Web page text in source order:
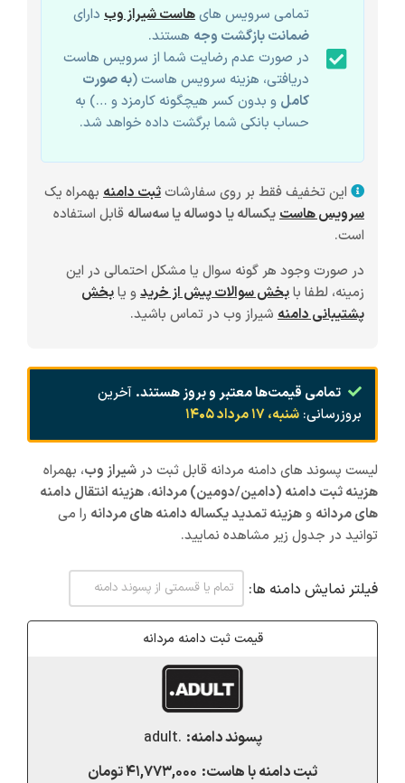
تمامی سرویس هایهاست شیراز وب دارای
ضمانت بازگشت وجه هستند.
در صورت عدم رضایت شما از سرویس هاست
دریافتی، هزینه سرویس هاست (به صورت
کامل و بدون کسر هیچگونه کارمزد و …) به
حساب بانکی شما برگشت داده خواهد شد.
این تخفیف فقط بر روی سفارشاتثبت دامنه بهمراه یک
سرویس هاستیکساله یا دوساله یا سه‌ساله قابل استفاده
است.
در صورت وجود هر گونه سوال یا مشکل احتمالی در این
زمینه، لطفا بابخش سوالات پیش از خریدو یابخش
پشتیبانی دامنه شیراز وب در تماس باشید.
تمامی قیمت‌ها معتبر و بروز هستند. آخرین
بروزرسانی: شنبه، ۱۷ مرداد ۱۴۰۵
لیست پسوند های دامنه مردانه قابل ثبت درشیرازوب، بهمراه
هزینه ثبت دامنه (دامین/دومین) مردانه، هزینه انتقال دامنه
های مردانه وهزینه تمدید یکساله دامنه های مردانه را می
توانید در جدول زیر مشاهده نمایید.
فیلتر نمایش دامنه ها:
قیمت ثبت دامنه مردانه
.adult
۴۱,۷۷۳,۰۰۰ تومان